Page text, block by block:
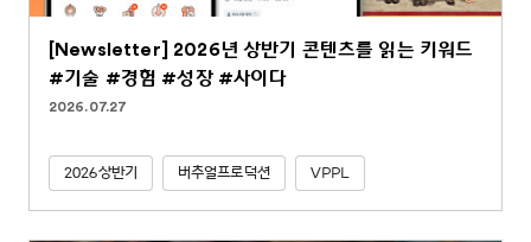
[Newsletter] 2026년 상반기 콘텐츠를 읽는 키워드
#기술 #경험 #성장 #사이다
2026.07.27
2026상반기 버추얼프로덕션 VPPL